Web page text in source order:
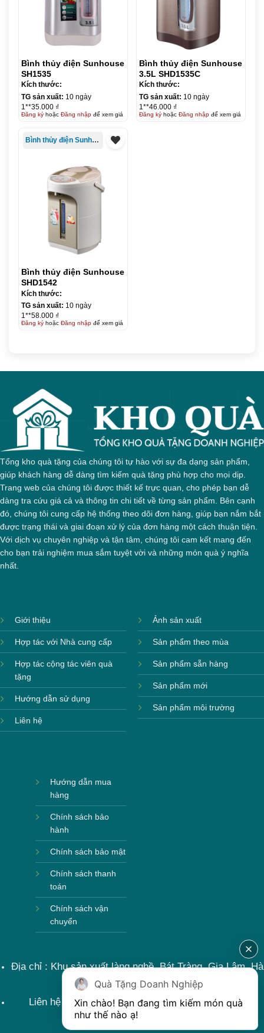
Bình thủy điện Sunhouse
SH1535
Kích thước:
TG sản xuất: 10 ngày
1**35.000 ₫
Đăng kýhoặc Đăng nhậpđể xem giá
Bình thủy điện Sunhouse
3.5L SHD1535C
Kích thước:
TG sản xuất: 10 ngày
1**46.000 ₫
Đăng kýhoặc Đăng nhậpđể xem giá
Bình thủy điện Sunhouse
Bình thủy điện Sunhouse
SHD1542
Kích thước:
TG sản xuất: 10 ngày
1**58.000 ₫
Đăng kýhoặc Đăng nhậpđể xem giá
Tổng kho quà tặng của chúng tôi tự hào với sự đa dạng sản phẩm,
giúp khách hàng dễ dàng tìm kiếm quà tặng phù hợp cho mọi dịp.
Trang web của chúng tôi được thiết kế trực quan, cho phép bạn dễ
dàng tra cứu giá cả và thông tin chi tiết về từng sản phẩm. Bên cạnh
đó, chúng tôi cung cấp hệ thống theo dõi đơn hàng, giúp bạn nắm bắt
được trạng thái và giai đoạn xử lý của đơn hàng một cách thuận tiện.
Với dịch vụ chuyên nghiệp và tận tâm, chúng tôi cam kết mang đến
cho bạn trải nghiệm mua sắm tuyệt vời và những món quà ý nghĩa
nhất.
Giới thiệu
Hợp tác với Nhà cung cấp
Hợp tác cộng tác viên quà
tặng
Hướng dẫn sử dụng
Liên hệ
Ảnh sản xuất
Sản phẩm theo mùa
Sản phẩm sẵn hàng
Sản phẩm mới
Sản phẩm môi trường
Hướng dẫn mua
hàng
Chính sách bảo
hành
Chính sách bảo mật
Chính sách thanh
toán
Chính sách vận
chuyển
Địa chỉ : Khu sản xuất làng nghề, Bát Tràng, Gia Lâm, Hà
Nội, Việt Nam
Liên hệ : 0915599363 Email: lienhe@khoqua.vn
Quà Tặng Doanh Nghiệp
Xin chào! Bạn đang tìm kiếm món quà
như thế nào ạ!